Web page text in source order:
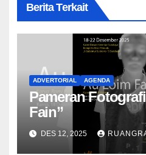
Berita Terkait
ADVERTORIAL AGENDA
Pameran
Fain”
DES 12, 2025